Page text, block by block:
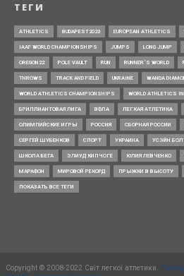
ТЕГИ
ATHLETICS BUDAPEST2023 EUROPEAN ATHLETICS
IAAF WORLD CHAMPIONSHIPS JUMPS LONG JUMP
OREGON22 POLE VAULT RUN RUNNER’S WORLD
THROWS TRACK AND FIELD UKRAINE WANDA
WORLD ATHLETICS CHAMPIONSHIPS WORLD ATHLETICS
БРИЛЛИАНТОВАЯ ЛИГА ВФЛА ЛЕГКАЯ АТЛЕТИКА
ОЛИМПИЙСКИЕ ИГРЫ РОССИЯ СБОРНАЯ РОССИИ
СЕРГЕЙ ШУБЕНКОВ СПОРТ УКРАИНА УСЭЙН
ШКОЛА БЕГА ЭЛИУД КИПЧОГЕ ЮЛИЯ ЛЕВЧЕНКО
МАРАФОН МИРОВОЙ РЕКОРД ПРЫЖКИ В ВЫСОТУ
ПОКАЗАТЬ ВСЕ ТЕГИ
Copyright © 2008-2022 Світ легкої атлетики. Timing